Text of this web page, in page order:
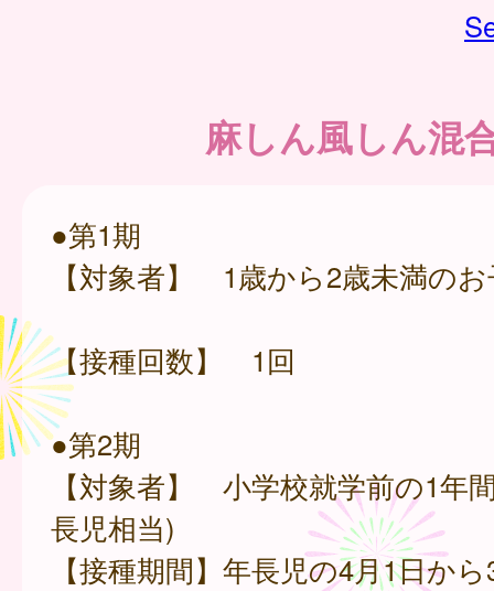
麻しん風しん混
●第1期
【対象者】 1歳から2歳未満の
【接種回数】 1回
●第2期
【対象者】 小学校就学前の1年
長児相当)
【接種期間】年長児の4月1日か